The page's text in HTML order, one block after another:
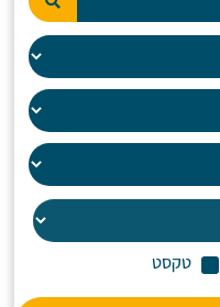
טקסט